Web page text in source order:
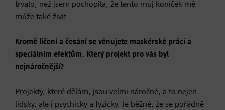
trvalo, než jsem pochopila, že tento můj koníček mě
může také živit.
Kromě líčení a česání se věnujete maskérské práci a
speciálním efektům. Který projekt pro vás byl
nejnáročnější?
Projekty, které dělám, jsou velmi náročné, a to nejen
lidsky, ale i psychicky a fyzicky. Je běžné, že se pořádně